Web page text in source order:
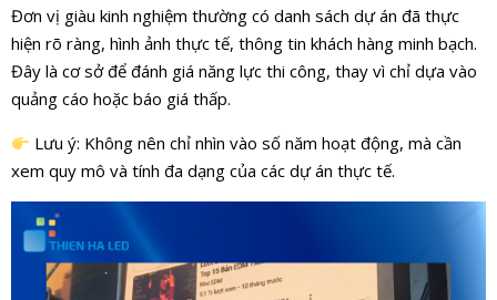
Đơn vị giàu kinh nghiệm thường có danh sách dự án đã thực
hiện rõ ràng, hình ảnh thực tế, thông tin khách hàng minh bạch.
Đây là cơ sở để đánh giá năng lực thi công, thay vì chỉ dựa vào
quảng cáo hoặc báo giá thấp.
Lưu ý: Không nên chỉ nhìn vào số năm hoạt động, mà cần
xem quy mô và tính đa dạng của các dự án thực tế.